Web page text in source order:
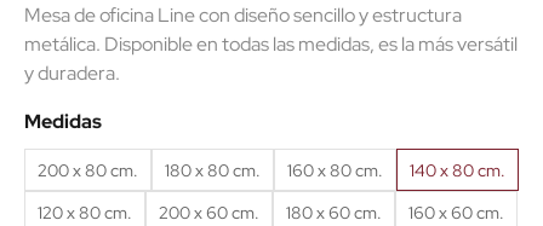
Mesa de oficina Line con diseño sencillo y estructura
metálica. Disponible en todas las medidas, es la más versátil
y duradera.
Medidas
200 x 80 cm. 180 x 80 cm. 160 x 80 cm.
140 x 80 cm.
120 x 80 cm.
200 x 60 cm. 180 x 60 cm.
160 x 60 cm.